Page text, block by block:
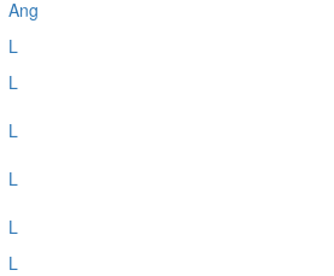
Ang
L
L
L
L
L
L